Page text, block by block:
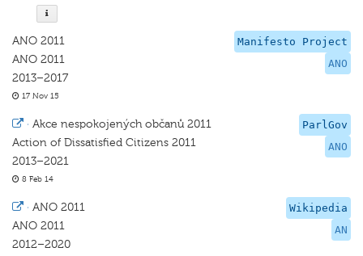
Manifesto Project
ANO
ANO 2011
ANO 2011
2013–2017
17 Nov 15
ParlGov
ANO
· Akce nespokojených občanů 2011
Action of Dissatisfied Citizens 2011
2013–2021
8 Feb 14
Wikipedia
AN
· ANO 2011
ANO 2011
2012–2020